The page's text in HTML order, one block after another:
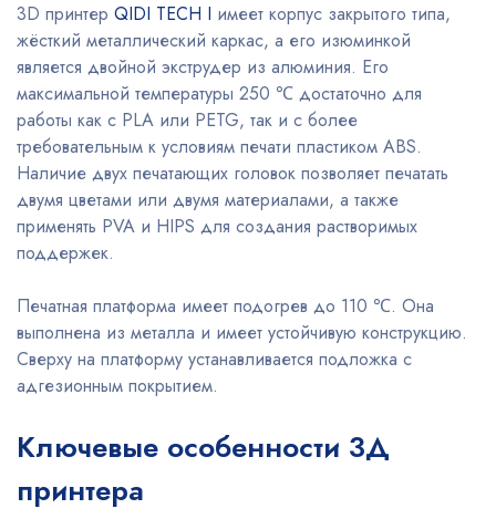
3D принтер QIDI TECH I имеет корпус закрытого типа,
жёсткий металлический каркас, а его изюминкой
является двойной экструдер из алюминия. Его
максимальной температуры 250 ℃ достаточно для
работы как с PLA или PETG, так и с более
требовательным к условиям печати пластиком ABS.
Наличие двух печатающих головок позволяет печатать
двумя цветами или двумя материалами, а также
применять PVA и HIPS для создания растворимых
поддержек.
Печатная платформа имеет подогрев до 110 ℃. Она
выполнена из металла и имеет устойчивую конструкцию.
Сверху на платформу устанавливается подложка с
адгезионным покрытием.
Ключевые особенности 3Д
принтера